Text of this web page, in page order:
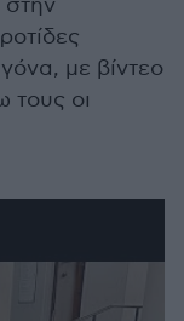
στην
με βίντεο
τους οι